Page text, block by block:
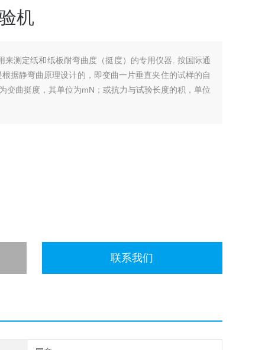
机
来测定纸和纸板耐弯曲度（挺度）的专用仪器. 按国际通
据静弯曲原理设计的，即变曲一片垂直夹住的试样的自
变曲挺度，其单位为mN；或抗力与试验长度的积，单位
联系我们